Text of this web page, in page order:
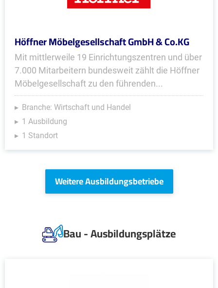
Höffner Möbelgesellschaft GmbH & Co.KG
Mit mittlerweile 19 Einrichtungszentren und über
7.000 Mitarbeitern bundesweit zählt die Höffner
Möbelgesellschaft zu den führenden...
Branche: Wirtschaft und Handel
1 Ausbildung
1 Standort
Weitere Ausbildungsbetriebe
Bau - Ausbildungsplätze